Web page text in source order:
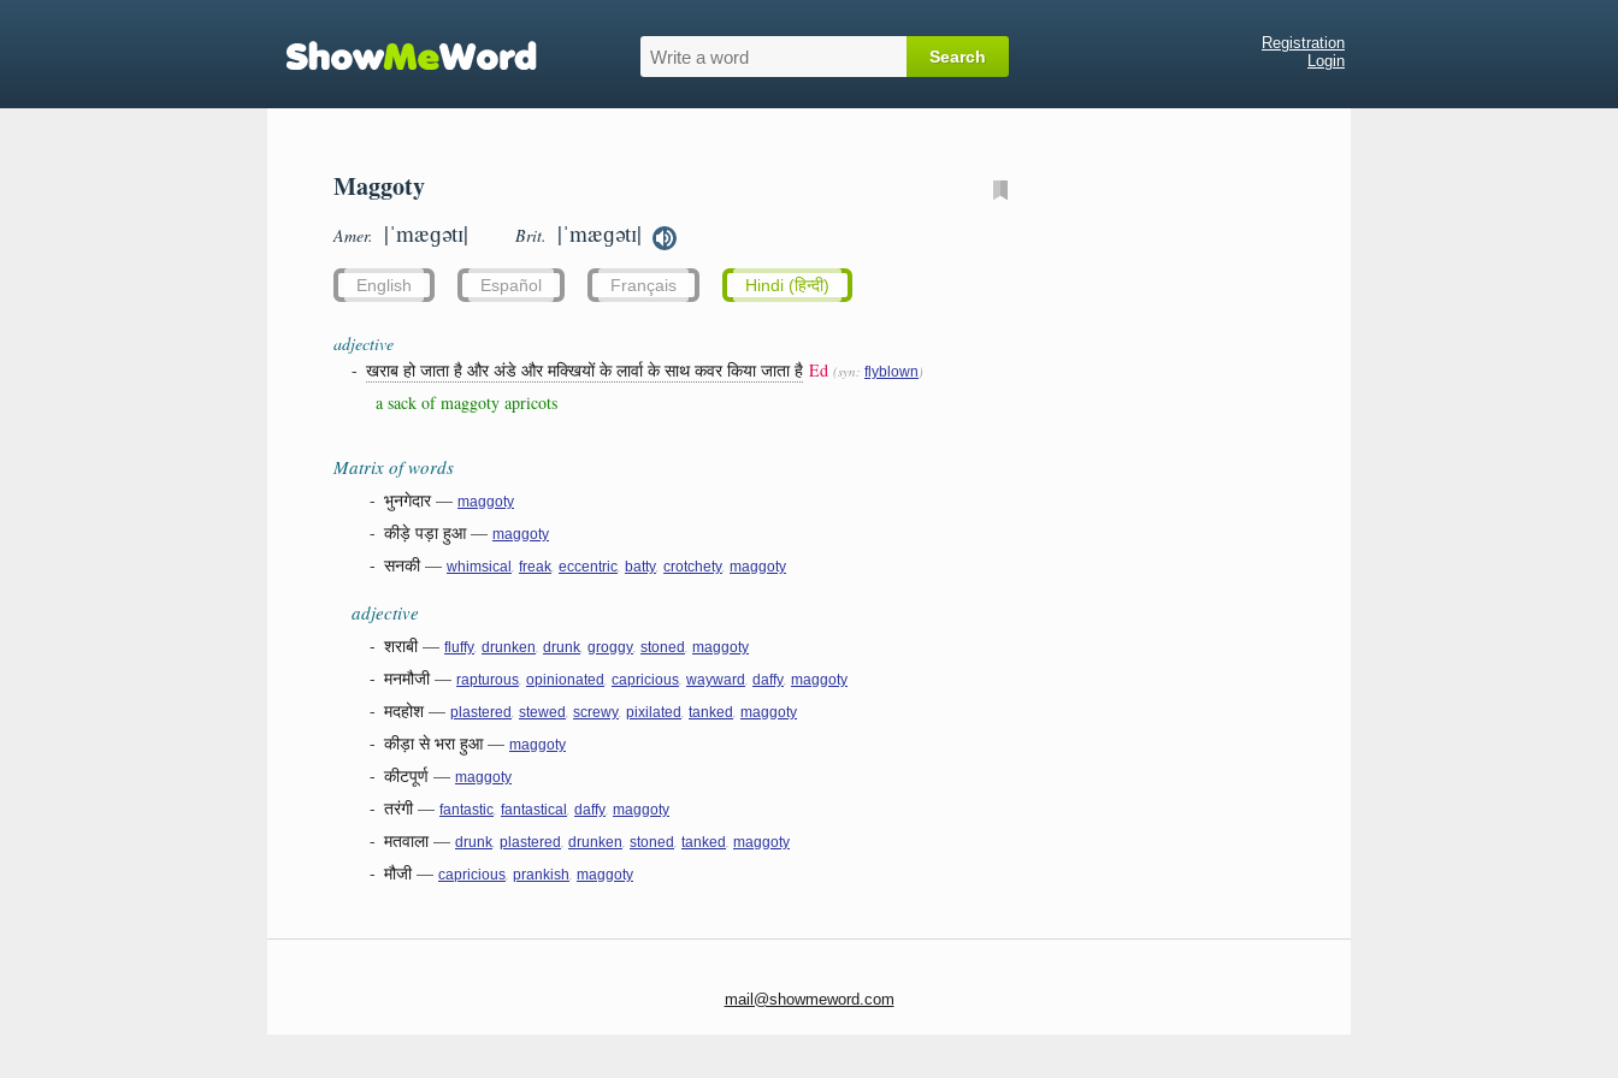
Registration
Login
Maggoty
Amer. |ˈmæɡətɪ| Brit. |ˈmæɡətɪ|
English Español Français Hindi (हिन्दी)
adjective
- खराब हो जाता है और अंडे और मक्खियों के लार्वा के साथ कवर किया जाता है Ed (syn: flyblown)
a sack of maggoty apricots
Matrix of words
- भुनगेदार— maggoty
- कीड़े पड़ा हुआ— maggoty
- सनकी— whimsical , freak, eccentric, batty, crotchety, maggoty
adjective
- शराबी— fluffy, drunken, drunk, groggy, stoned, maggoty
- मनमौजी— rapturous, opinionated, capricious, wayward, daffy, maggoty
- मदहोश— plastered, stewed, screwy, pixilated, tanked, maggoty
- कीड़ा से भरा हुआ— maggoty
- कीटपूर्ण — maggoty
- तरंगी— fantastic, fantastical , daffy, maggoty
- मतवाला— drunk, plastered, drunken, stoned, tanked, maggoty
- मौजी— capricious, prankish, maggoty
mail@showmeword.com